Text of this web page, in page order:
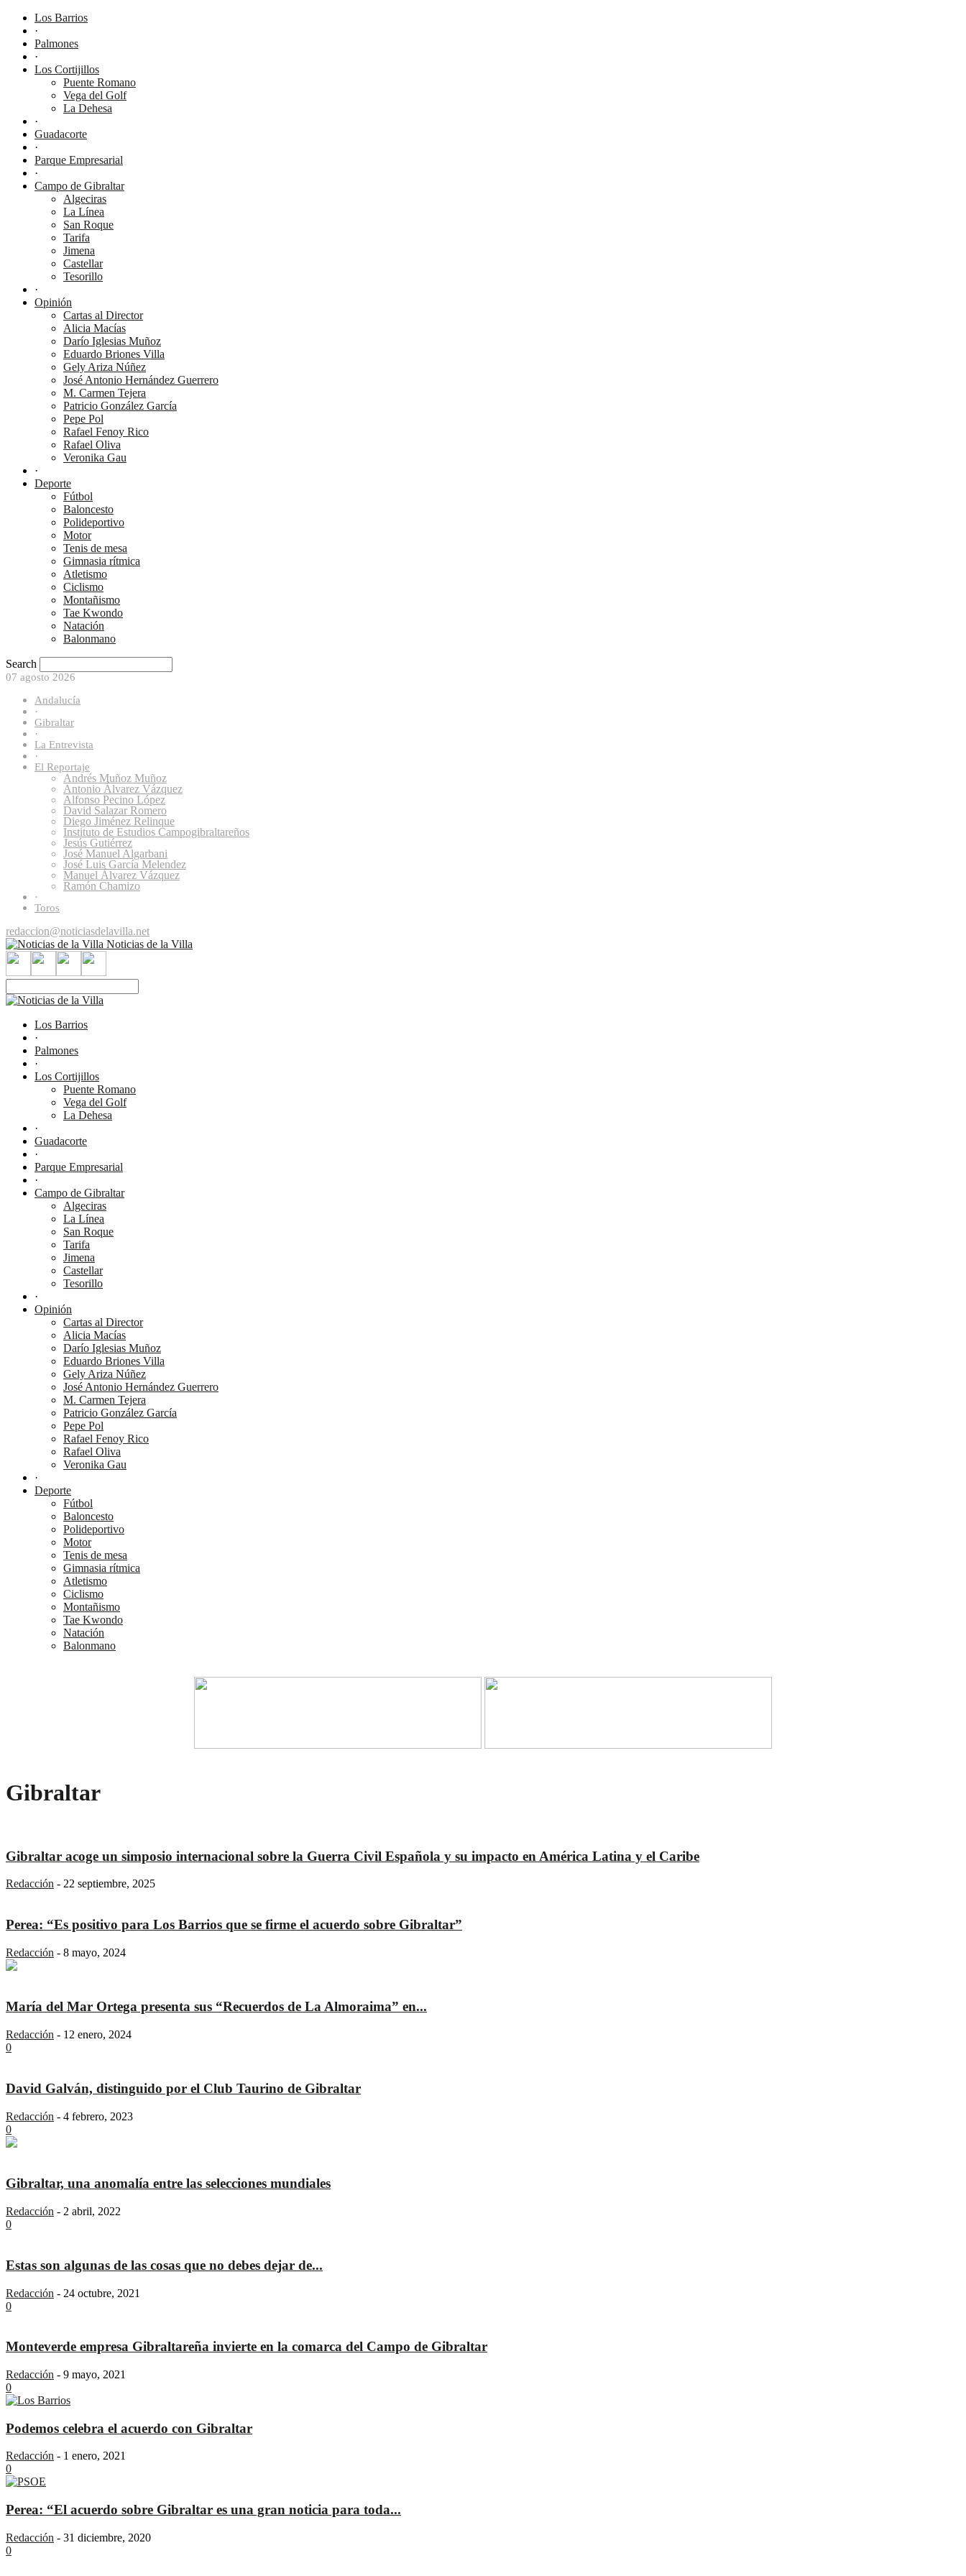
Los Barrios
·
Palmones
·
Los Cortijillos
Puente Romano
Vega del Golf
La Dehesa
·
Guadacorte
·
Parque Empresarial
·
Campo de Gibraltar
Algeciras
La Línea
San Roque
Tarifa
Jimena
Castellar
Tesorillo
·
Opinión
Cartas al Director
Alicia Macías
Darío Iglesias Muñoz
Eduardo Briones Villa
Gely Ariza Núñez
José Antonio Hernández Guerrero
M. Carmen Tejera
Patricio González García
Pepe Pol
Rafael Fenoy Rico
Rafael Oliva
Veronika Gau
·
Deporte
Fútbol
Baloncesto
Polideportivo
Motor
Tenis de mesa
Gimnasia rítmica
Atletismo
Ciclismo
Montañismo
Tae Kwondo
Natación
Balonmano
Search
07 agosto 2026
Andalucía
·
Gibraltar
·
La Entrevista
·
El Reportaje
Andrés Muñoz Muñoz
Antonio Álvarez Vázquez
Alfonso Pecino López
David Salazar Romero
Diego Jiménez Relinque
Instituto de Estudios Campogibraltareños
Jesús Gutiérrez
José Manuel Algarbani
José Luis García Melendez
Manuel Álvarez Vázquez
Ramón Chamizo
·
Toros
redaccion@noticiasdelavilla.net
Noticias de la Villa
Los Barrios
·
Palmones
·
Los Cortijillos
Puente Romano
Vega del Golf
La Dehesa
·
Guadacorte
·
Parque Empresarial
·
Campo de Gibraltar
Algeciras
La Línea
San Roque
Tarifa
Jimena
Castellar
Tesorillo
·
Opinión
Cartas al Director
Alicia Macías
Darío Iglesias Muñoz
Eduardo Briones Villa
Gely Ariza Núñez
José Antonio Hernández Guerrero
M. Carmen Tejera
Patricio González García
Pepe Pol
Rafael Fenoy Rico
Rafael Oliva
Veronika Gau
·
Deporte
Fútbol
Baloncesto
Polideportivo
Motor
Tenis de mesa
Gimnasia rítmica
Atletismo
Ciclismo
Montañismo
Tae Kwondo
Natación
Balonmano
Gibraltar
Gibraltar acoge un simposio internacional sobre la Guerra Civil Española y su impacto en América Latina y el Caribe
Redacción - 22 septiembre, 2025
Perea: “Es positivo para Los Barrios que se firme el acuerdo sobre Gibraltar”
Redacción - 8 mayo, 2024
María del Mar Ortega presenta sus “Recuerdos de La Almoraima” en...
Redacción - 12 enero, 2024
0
David Galván, distinguido por el Club Taurino de Gibraltar
Redacción - 4 febrero, 2023
0
Gibraltar, una anomalía entre las selecciones mundiales
Redacción - 2 abril, 2022
0
Estas son algunas de las cosas que no debes dejar de...
Redacción - 24 octubre, 2021
0
Monteverde empresa Gibraltareña invierte en la comarca del Campo de Gibraltar
Redacción - 9 mayo, 2021
0
Podemos celebra el acuerdo con Gibraltar
Redacción - 1 enero, 2021
0
Perea: “El acuerdo sobre Gibraltar es una gran noticia para toda...
Redacción - 31 diciembre, 2020
0